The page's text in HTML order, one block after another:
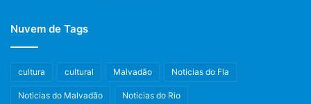
Nuvem de Tags
cultura cultural Malvadão Noticias do Fla
Noticias do Malvadão Noticias do Rio